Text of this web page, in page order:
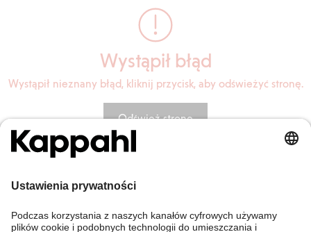
Wystąpił błąd
Wystąpił nieznany błąd, kliknij przycisk, aby odświeżyć stronę.
Odśwież stronę